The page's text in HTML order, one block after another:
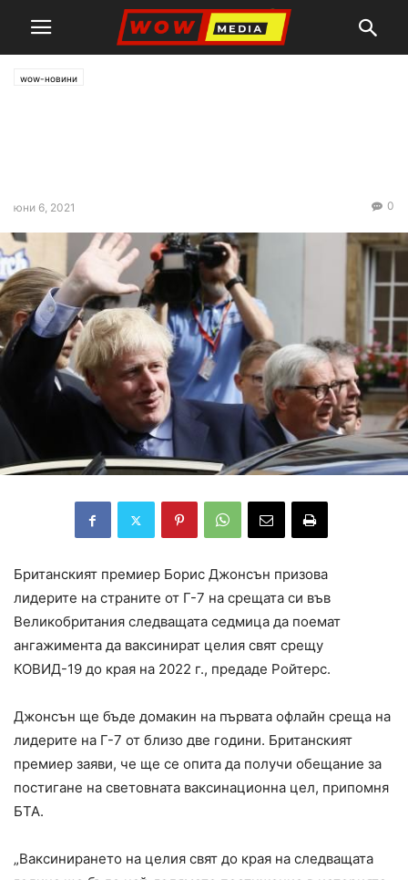
wow-новини
юни 6, 2021 0
Британският премиер Борис Джонсън призова
лидерите на страните от Г-7 на срещата си във
Великобритания следващата седмица да поемат
ангажимента да ваксинират целия свят срещу
КОВИД-19 до края на 2022 г., предаде Ройтерс.
Джонсън ще бъде домакин на първата офлайн среща на
лидерите на Г-7 от близо две години. Британският
премиер заяви, че ще се опита да получи обещание за
постигане на световната ваксинационна цел, припомня
БТА.
„Ваксинирането на целия свят до края на следващата